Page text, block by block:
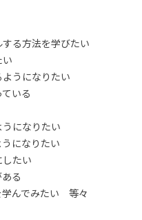
る方法を学びたい
うになりたい
いる
になりたい
になりたい
たい
る
学んでみたい 等々